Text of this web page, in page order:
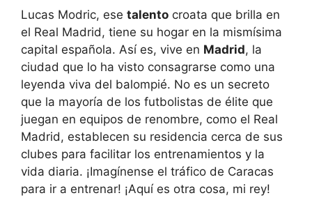
Lucas Modric, ese talento croata que brilla en
el Real Madrid, tiene su hogar en la mismísima
capital española. Así es, vive en Madrid, la
ciudad que lo ha visto consagrarse como una
leyenda viva del balompié. No es un secreto
que la mayoría de los futbolistas de élite que
juegan en equipos de renombre, como el Real
Madrid, establecen su residencia cerca de sus
clubes para facilitar los entrenamientos y la
vida diaria. ¡Imagínense el tráfico de Caracas
para ir a entrenar! ¡Aquí es otra cosa, mi rey!